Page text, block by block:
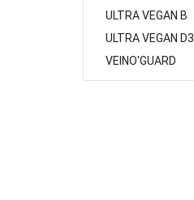
ULTRA VEGAN B
ULTRA VEGAN D3
VEINO'GUARD